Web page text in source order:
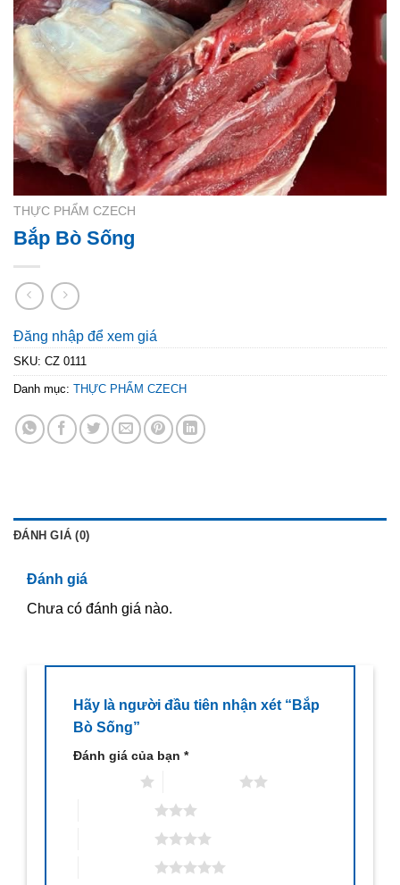
THỰC PHẨM CZECH
Bắp Bò Sống
Đăng nhập để xem giá
SKU: CZ 0111
Danh mục: THỰC PHẨM CZECH
ĐÁNH GIÁ (0)
Đánh giá
Chưa có đánh giá nào.
Hãy là người đầu tiên nhận xét “Bắp
Bò Sống”
Đánh giá của bạn *